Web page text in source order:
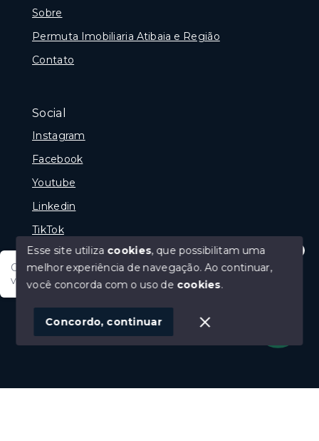
Olá tudo bem posso te ajudar, tem um imóvel em
vista? Quer fazer a sua oferta?
Sobre
Permuta Imobiliaria Atibaia e Região
Contato
Social
Instagram
Facebook
Youtube
Linkedin
TikTok
© Copyright 2026 - Portal Melhor Oferta Imobiliaria -
SITE PARA IMOBILIARIA
Esse site utiliza cookies, que possibilitam uma
melhor experiência de navegação.Ao continuar,
você concorda com o uso de cookies.
Concordo, continuar